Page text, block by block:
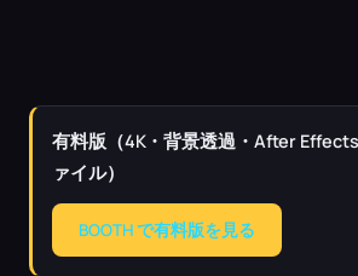
有料版（4K・背景透過・After
ァイル）
BOOTH で有料版を見る